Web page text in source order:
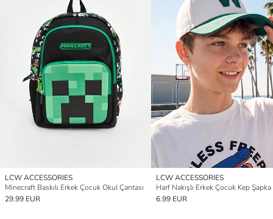
LCW ACCESSORIES
Minecraft Baskılı Erkek Çocuk Okul Çantası
29.99 EUR
LCW ACCESSORIES
Harf Nakışlı Erkek Çocuk Kep Şapka
6.99 EUR